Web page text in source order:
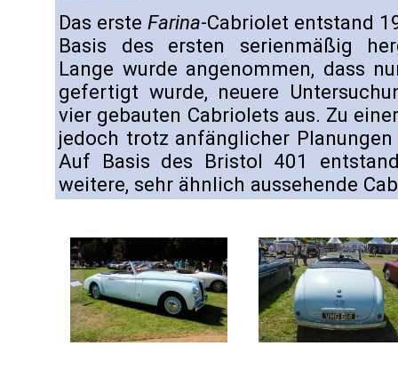
Das erste Farina-Cabriolet entstand
Basis des ersten serienmäßig
Lange wurde angenommen, dass
gefertigt wurde, neuere
vier gebauten Cabriolets aus. Zu
jedoch trotz anfänglicher
Auf Basis des Bristol 401
weitere, sehr ähnlich aussehende